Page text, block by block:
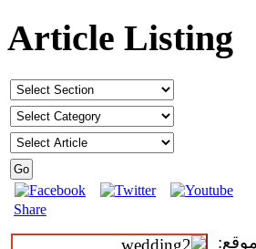
Article Listing
Share